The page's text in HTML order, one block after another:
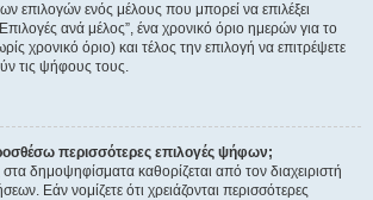
επιλογών ενός μέλους που μπορεί να επιλέξει
ανά μέλος”, ένα χρονικό όριο ημερών για το
χρονικό όριο) και τέλος την επιλογή να επιτρέψετε
τις ψήφους τους.
περισσότερες επιλογές ψήφων;
στα δημοψηφίσματα καθορίζεται από τον διαχειριστή
Εάν νομίζετε ότι χρειάζονται περισσότερες